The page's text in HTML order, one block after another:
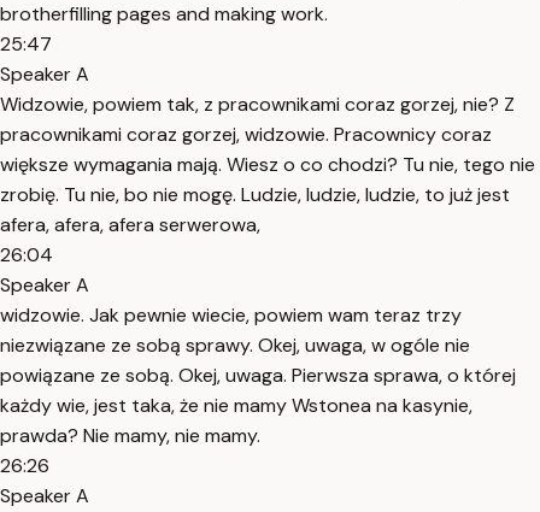
brotherfilling pages and making work.
25:47
Speaker A
Widzowie, powiem tak, z pracownikami coraz gorzej, nie? Z
pracownikami coraz gorzej, widzowie. Pracownicy coraz
większe wymagania mają. Wiesz o co chodzi? Tu nie, tego nie
zrobię. Tu nie, bo nie mogę. Ludzie, ludzie, ludzie, to już jest
afera, afera, afera serwerowa,
26:04
Speaker A
widzowie. Jak pewnie wiecie, powiem wam teraz trzy
niezwiązane ze sobą sprawy. Okej, uwaga, w ogóle nie
powiązane ze sobą. Okej, uwaga. Pierwsza sprawa, o której
każdy wie, jest taka, że nie mamy Wstonea na kasynie,
prawda? Nie mamy, nie mamy.
26:26
Speaker A